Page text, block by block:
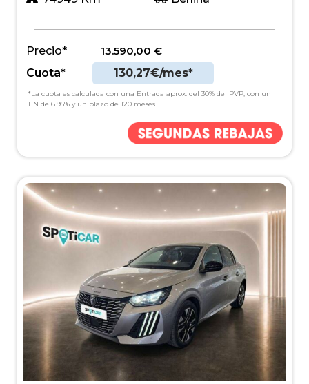
Precio* 13.590,00 €
Cuota*
130,27€/mes*
*La cuota es calculada con una Entrada aprox. del 30% del PVP, con un
TIN de 6.95% y un plazo de 120 meses.